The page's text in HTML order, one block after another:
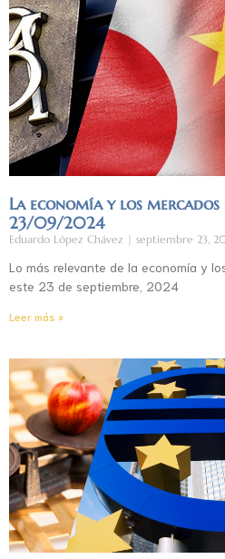
La economía y los
23/09/2024
Eduardo López Chávez septiembre 23,
Lo más relevante de la economía y
este 23 de septiembre, 2024
Leer más »